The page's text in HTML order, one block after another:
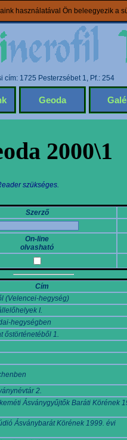
használatával Ön beleegyezik a
cím: 1725 Pesterzsébet 1, Pf.: 254
Geoda
2000\1
szükséges.
Szerző
On-line
olvasható
Cím
(Velencei-hegység)
I.
hegységben
őstörténetéből 1.
2.
Ásványgyűjtők Baráti Körének
Ásványbarát Körének 1999. évi